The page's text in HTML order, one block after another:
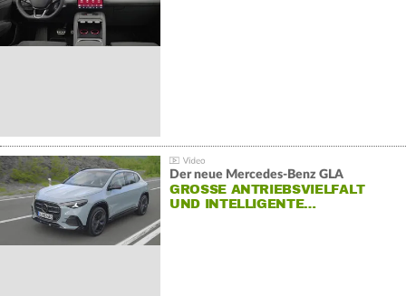
Der neue Mercedes-Benz GLA
GROSSE ANTRIEBSVIELFALT U
ND INTELLIGENTE…